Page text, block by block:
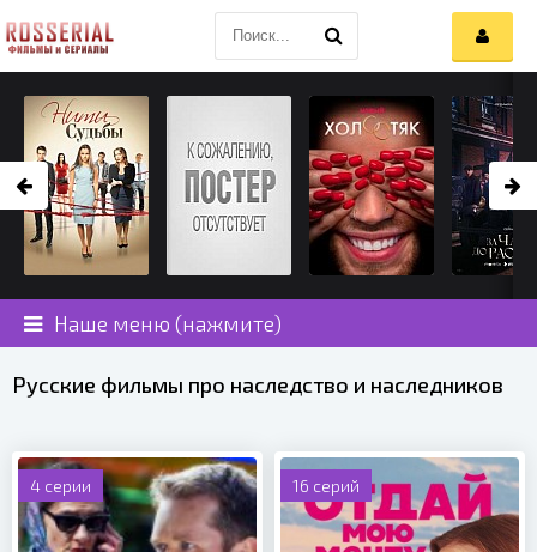
Наше меню (нажмите)
Русские фильмы про наследство и наследников
4 серии 16 серий